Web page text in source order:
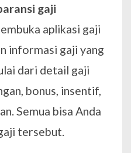
gaji
aplikasi gaji
informasi gaji yang
dari detail gaji
bonus, insentif,
Semua bisa Anda
tersebut.